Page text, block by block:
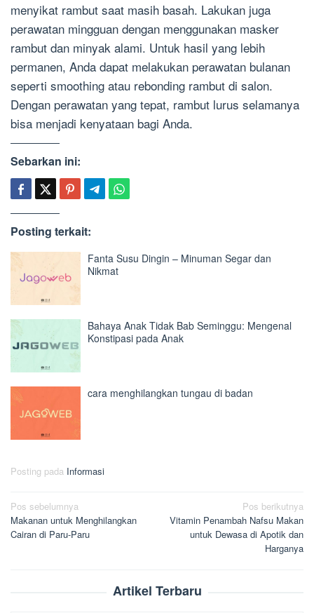
menyikat rambut saat masih basah. Lakukan juga
perawatan mingguan dengan menggunakan masker
rambut dan minyak alami. Untuk hasil yang lebih
permanen, Anda dapat melakukan perawatan bulanan
seperti smoothing atau rebonding rambut di salon.
Dengan perawatan yang tepat, rambut lurus selamanya
bisa menjadi kenyataan bagi Anda.
Sebarkan ini:
Posting terkait:
Fanta Susu Dingin – Minuman Segar dan
Nikmat
Bahaya Anak Tidak Bab Seminggu: Mengenal
Konstipasi pada Anak
cara menghilangkan tungau di badan
Posting pada Informasi
Navigasi
pos
Pos sebelumnya
Makanan untuk Menghilangkan
Cairan di Paru-Paru
Pos berikutnya
Vitamin Penambah Nafsu Makan
untuk Dewasa di Apotik dan
Harganya
Artikel Terbaru